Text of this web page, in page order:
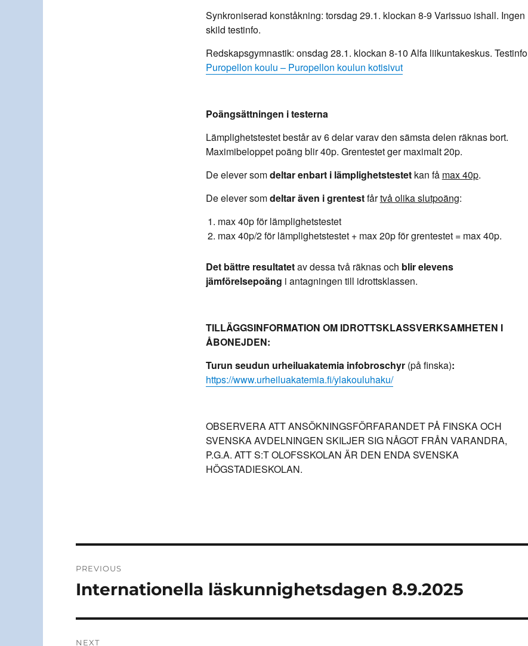
Synkroniserad konståkning: torsdag 29.1. klockan 8-9 Varissuo ishall. Ingen
skild testinfo.
Redskapsgymnastik: onsdag 28.1. klockan 8-10 Alfa liikuntakeskus. Testinfo
Puropellon koulu – Puropellon koulun kotisivut
Poängsättningen i testerna
Lämplighetstestet består av 6 delar varav den sämsta delen räknas bort.
Maximibeloppet poäng blir 40p. Grentestet ger maximalt 20p.
De elever somdeltar enbart i lämplighetstestetkan få max 40p.
De elever somdeltar även i grentestfårtvå olika slutpoäng:
max 40p för lämplighetstestet
max 40p/2 för lämplighetstestet + max 20p för grentestet = max 40p.
Det bättre resultatetav dessa två räknas och blir elevens
jämförelsepoäng i antagningen till idrottsklassen.
TILLÄGGSINFORMATION OM IDROTTSKLASSVERKSAMHETEN I
ÅBONEJDEN:
Turun seudun urheiluakatemia infobroschyr (på finska):
https://www.urheiluakatemia.fi/ylakouluhaku/
OBSERVERA ATT ANSÖKNINGSFÖRFARANDET PÅ FINSKA OCH
SVENSKA AVDELNINGEN SKILJER SIG NÅGOT FRÅN VARANDRA,
P.G.A. ATT S:T OLOFSSKOLAN ÄR DEN ENDA SVENSKA
HÖGSTADIESKOLAN.
navigation
PREVIOUS
Previous
Internationella läskunnighetsdagen 8.9.2025
NEXT